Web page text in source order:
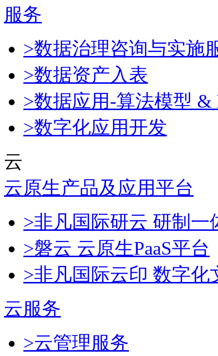
服务
>数据治理咨询与实施
>数据资产入表
>数据应用-算法模型 &
>数字化应用开发
云
云原生产品及应用平台
>非凡国际研云 研制
>磐云 云原生PaaS平台
>非凡国际云印 数字化
云服务
>云管理服务